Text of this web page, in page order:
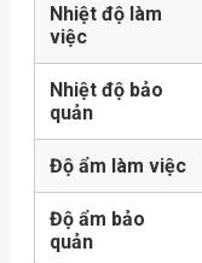
Nhiệt độ làm
việc
Nhiệt độ bảo
quản
Độ ẩm làm việc
Độ ẩm bảo
quản